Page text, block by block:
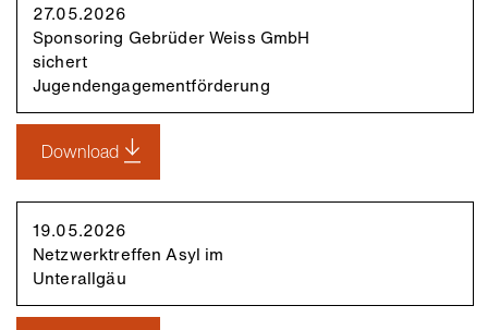
27.05.2026
Sponsoring Gebrüder Weiss GmbH
sichert
Jugendengagementförderung
Download
19.05.2026
Netzwerktreffen Asyl im
Unterallgäu